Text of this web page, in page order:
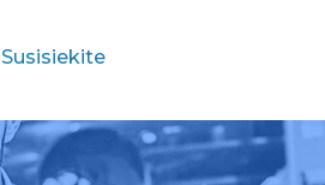
Susisiekite